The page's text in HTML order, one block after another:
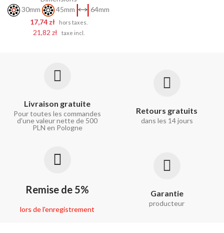
30mm
45mm
64mm
17,74 zł
hors taxes.
21,82 zł taxe incl.
Livraison gratuite
Pour toutes les commandes
d'une valeur nette de 500
PLN en Pologne
Retours gratuits
dans les 14 jours
Remise de 5%
lors de l'enregistrement
Garantie
producteur